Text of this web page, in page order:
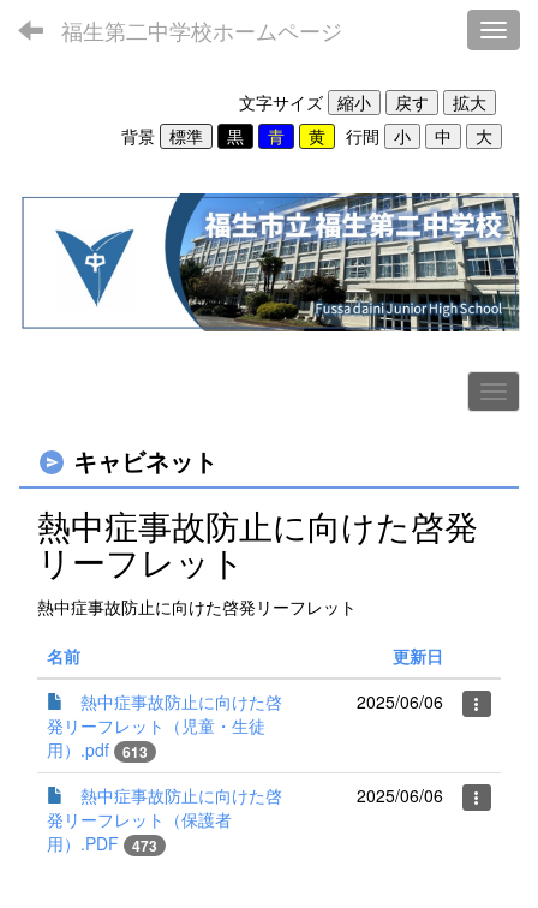
福生第二中学校ホームページ
文字サイズ
背景
行間
キャビネット
熱中症事故防止に向けた啓発
リーフレット
熱中症事故防止に向けた啓発リーフレット
名前
更新日
熱中症事故防止に向けた啓
発リーフレット（児童・生徒
用）.pdf
613
2025/06/06
熱中症事故防止に向けた啓
発リーフレット（保護者
用）.PDF
473
2025/06/06